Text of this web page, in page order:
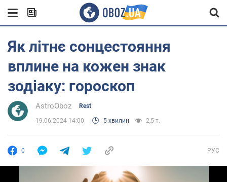
Як літнє сонцестояння
вплине на кожен знак
зодіаку: гороскоп
AstroOboz Rest
19.06.2024 14:00 5 хвилин 2,5 т.
0 РУС